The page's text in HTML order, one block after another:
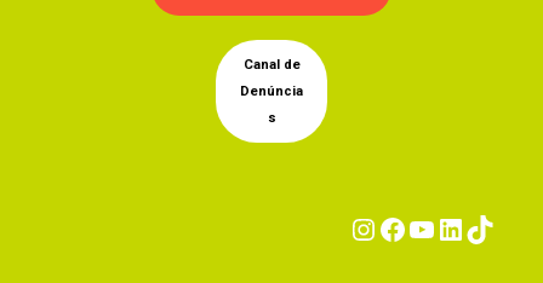
Canal de
Denúncia
s
Instagram
Facebook